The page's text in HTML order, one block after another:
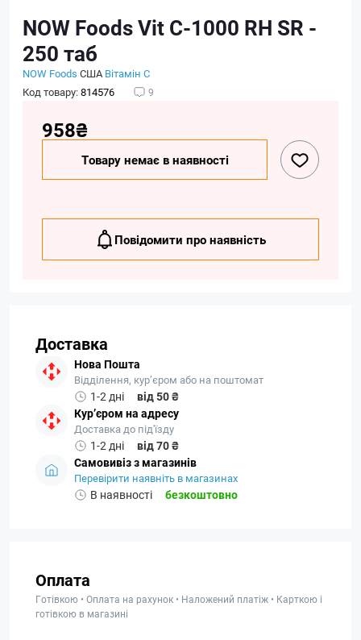
NOW Foods Vit C-1000 RH SR -
250 таб
NOW Foods США Вітамін C
Код товару:814576 9
958₴
Товару немає в наявності
Повідомити про наявність
Доставка
Нова Пошта
Відділення, кур’єром або на поштомат
1-2 дні
від 50 ₴
Кур’єром на адресу
Доставка до під'їзду
1-2 дні
від 70 ₴
Самовивіз з магазинів
Перевірити наявніть в магазинах
В наявності безкоштовно
Оплата
Готівкою • Оплата на рахунок • Наложений платіж • Карткою і
готівкою в магазині